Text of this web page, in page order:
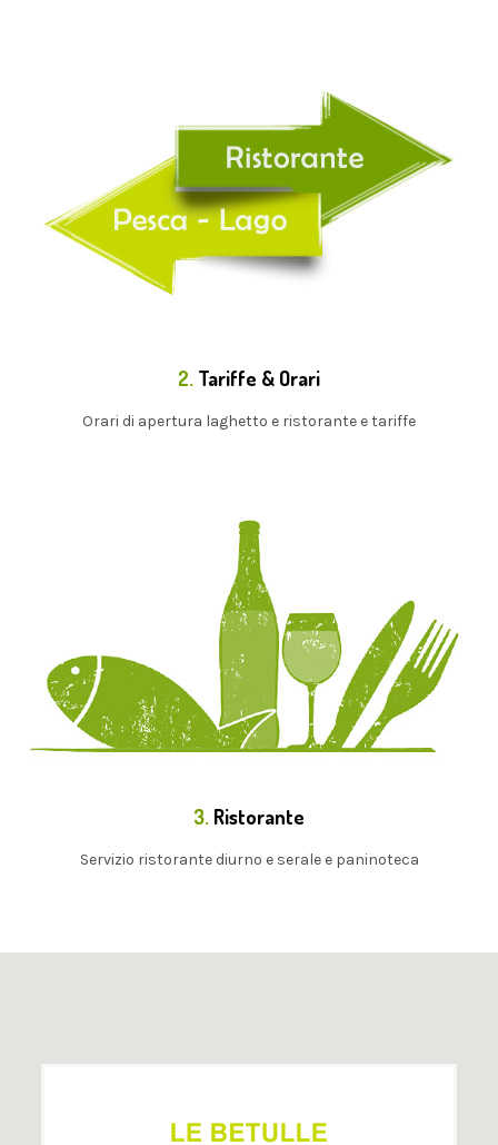
2. Tariffe & Orari
Orari di apertura laghetto e ristorante e tariffe
3. Ristorante
Servizio ristorante diurno e serale e paninoteca